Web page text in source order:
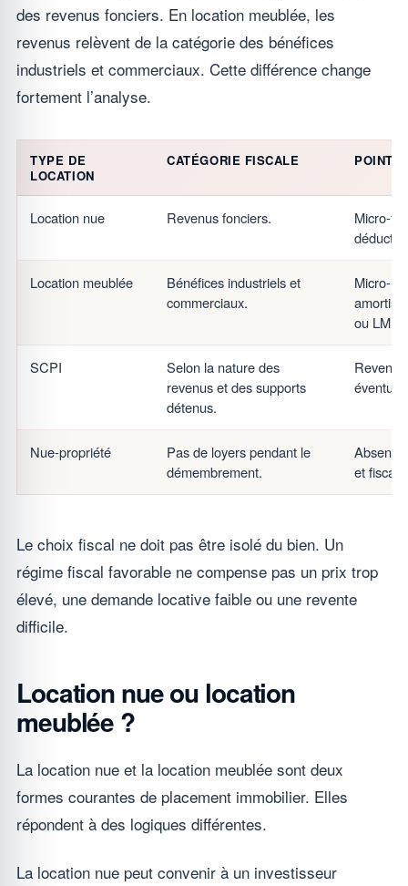
des revenus fonciers. En location meublée, les
revenus relèvent de la catégorie des bénéfices
industriels et commerciaux. Cette différence change
fortement l’analyse.
TYPE DE
LOCATION
CATÉGORIE FISCALE POINTS
Location nue Revenus fonciers.
Micro-
Location meublée
Bénéfices industriels et
commerciaux.
Micro-
ou LMP.
SCPI
Selon la nature des
revenus et des supports
détenus.
Nue-propriété
Pas de loyers pendant le
démembrement.
et
Le choix fiscal ne doit pas être isolé du bien. Un
régime fiscal favorable ne compense pas un prix trop
élevé, une demande locative faible ou une revente
difficile.
Location nue ou location
meublée ?
La location nue et la location meublée sont deux
formes courantes de placement immobilier. Elles
répondent à des logiques différentes.
La location nue peut convenir à un investisseur